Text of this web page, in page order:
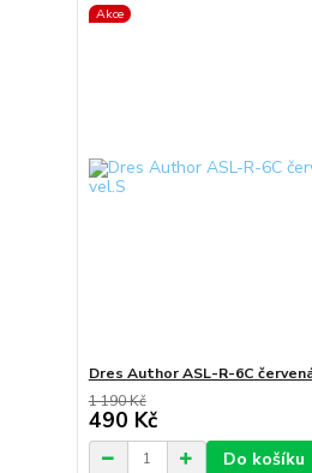
Akce
Dres Author ASL-R-6C
1 190 Kč
490 Kč
Do košíku